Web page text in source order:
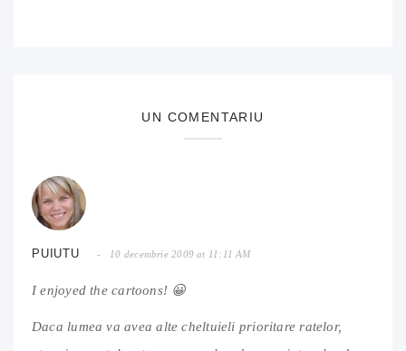
UN COMENTARIU
PUIUTU 10 decembrie 2009 at 11:11 AM
I enjoyed the cartoons! 😀
Daca lumea va avea alte cheltuieli prioritare ratelor,